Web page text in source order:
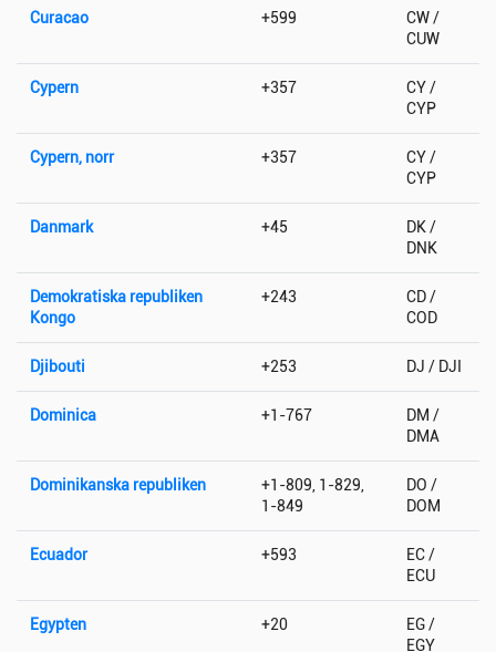
Curacao +599
CW /
CUW
Cypern +357
CY /
CYP
Cypern, norr +357
CY /
CYP
Danmark +45
DK /
DNK
Demokratiska republiken
Kongo
+243
CD /
COD
Djibouti +253 DJ / DJI
Dominica +1-767
DM /
DMA
Dominikanska republiken
+1-809, 1-829,
1-849
DO /
DOM
Ecuador +593
EC /
ECU
Egypten +20
EG /
EGY